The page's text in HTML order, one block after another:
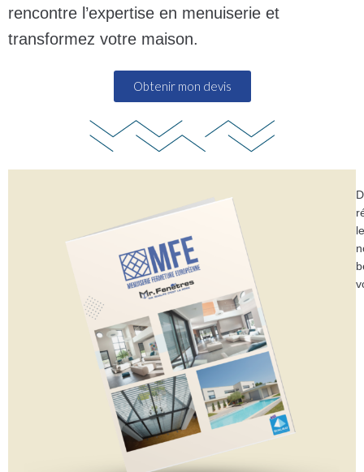
rencontre l’expertise en menuiserie et
transformez votre maison.
Obtenir mon devis